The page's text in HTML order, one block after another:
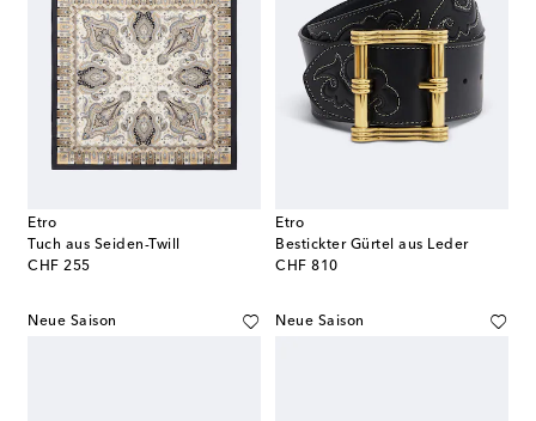
Etro
Tuch aus Seiden-Twill
CHF 255
original price
Etro
Bestickter Gürtel aus Leder
CHF 810
original price
Neue Saison Neue Saison